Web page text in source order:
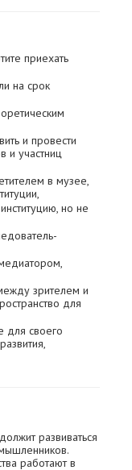
приехать
на срок
и провести
и участниц
в музее,
но не
зрителем и
для
для своего
развиваться
работают в